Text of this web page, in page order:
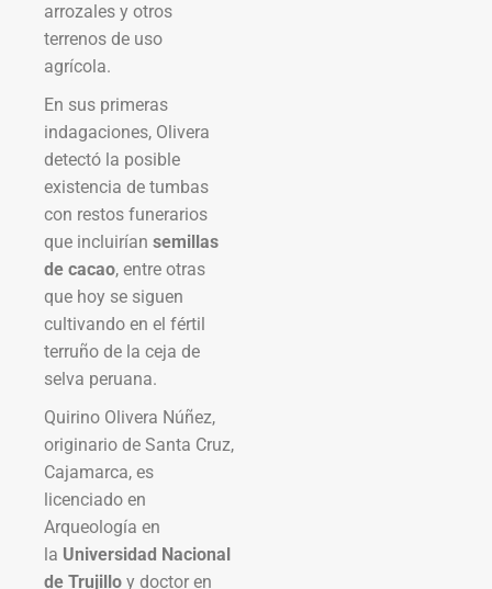
arrozales y otros
terrenos de uso
agrícola.
En sus primeras
indagaciones, Olivera
detectó la posible
existencia de tumbas
con restos funerarios
que incluirían semillas
de cacao, entre otras
que hoy se siguen
cultivando en el fértil
terruño de la ceja de
selva peruana.
Quirino Olivera Núñez,
originario de Santa Cruz,
Cajamarca, es
licenciado en
Arqueología en
la Universidad Nacional
de Trujillo y doctor en